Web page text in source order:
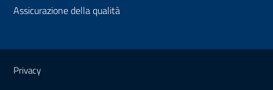
Assicurazione della qualità
Link e informazioni utili
Privacy